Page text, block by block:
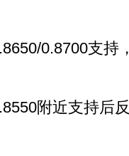
0.8700支持
附近支持后